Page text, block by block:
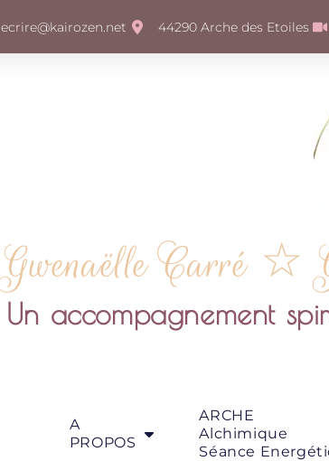
ecrire@kairozen.net 44290 Arche des Etoiles
Gwenaëlle Carré ☆
Un accompagnement
A
PROPOS
ARCHE
Alchimique
Séance